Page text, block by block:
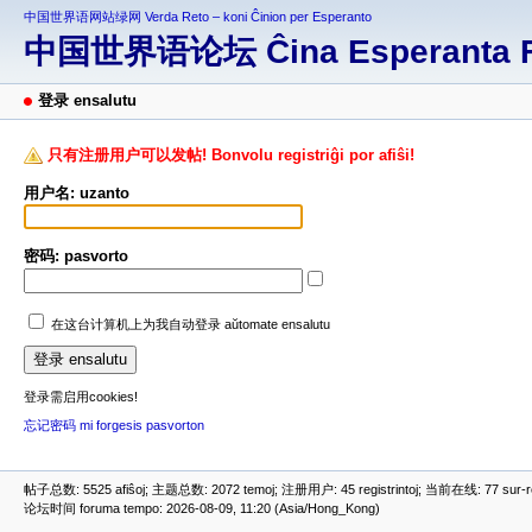
中国世界语网站绿网 Verda Reto – koni Ĉinion per Esperanto
中国世界语论坛 Ĉina Esperanta
登录 ensalutu
只有注册用户可以发帖! Bonvolu registriĝi por afiŝi!
用户名: uzanto
密码: pasvorto
在这台计算机上为我自动登录 aŭtomate ensalutu
登录需启用cookies!
忘记密码 mi forgesis pasvorton
帖子总数: 5525 afiŝoj; 主题总数: 2072 temoj; 注册用户: 45 registrintoj; 当前在线: 77
论坛时间 foruma tempo: 2026-08-09, 11:20 (Asia/Hong_Kong)